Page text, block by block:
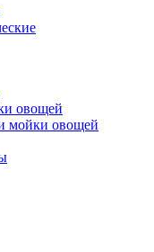
овощей
мойки овощей